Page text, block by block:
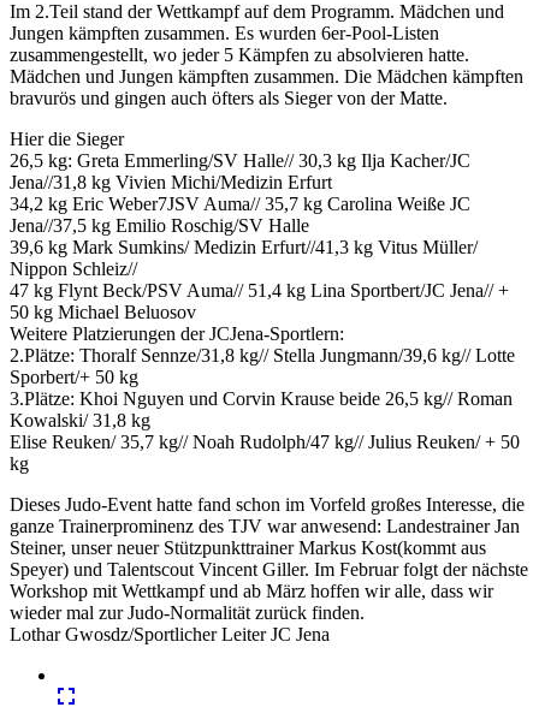
Im 2.Teil stand der Wettkampf auf dem Programm. Mädchen und
Jungen kämpften zusammen. Es wurden 6er-Pool-Listen
zusammengestellt, wo jeder 5 Kämpfen zu absolvieren hatte.
Mädchen und Jungen kämpften zusammen. Die Mädchen kämpften
bravurös und gingen auch öfters als Sieger von der Matte.
Hier die Sieger
26,5 kg: Greta Emmerling/SV Halle// 30,3 kg Ilja Kacher/JC
Jena//31,8 kg Vivien Michi/Medizin Erfurt
34,2 kg Eric Weber7JSV Auma// 35,7 kg Carolina Weiße JC
Jena//37,5 kg Emilio Roschig/SV Halle
39,6 kg Mark Sumkins/ Medizin Erfurt//41,3 kg Vitus Müller/
Nippon Schleiz//
47 kg Flynt Beck/PSV Auma// 51,4 kg Lina Sportbert/JC Jena// +
50 kg Michael Beluosov
Weitere Platzierungen der JCJena-Sportlern:
2.Plätze: Thoralf Sennze/31,8 kg// Stella Jungmann/39,6 kg// Lotte
Sporbert/+ 50 kg
3.Plätze: Khoi Nguyen und Corvin Krause beide 26,5 kg// Roman
Kowalski/ 31,8 kg
Elise Reuken/ 35,7 kg// Noah Rudolph/47 kg// Julius Reuken/ + 50
kg
Dieses Judo-Event hatte fand schon im Vorfeld großes Interesse, die
ganze Trainerprominenz des TJV war anwesend: Landestrainer Jan
Steiner, unser neuer Stützpunkttrainer Markus Kost(kommt aus
Speyer) und Talentscout Vincent Giller. Im Februar folgt der nächste
Workshop mit Wettkampf und ab März hoffen wir alle, dass wir
wieder mal zur Judo-Normalität zurück finden.
Lothar Gwosdz/Sportlicher Leiter JC Jena